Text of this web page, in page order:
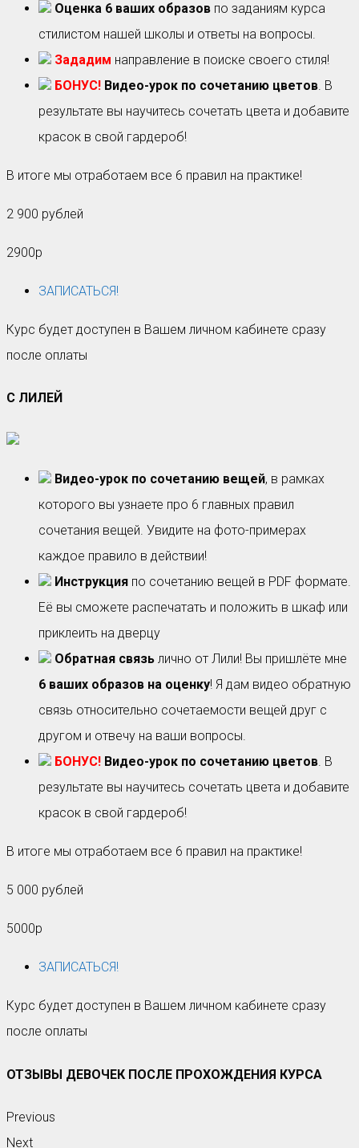
Оценка 6 ваших образов по заданиям курса
стилистом нашей школы и ответы на вопросы.
Зададим направление в поиске своего стиля!
БОНУС! Видео-урок по сочетанию цветов . В
результате вы научитесь сочетать цвета и добавите
красок в свой гардероб!
В итоге мы отработаем все 6 правил на практике!
2 900 рублей
2900р
ЗАПИСАТЬСЯ!
Курс будет доступен в Вашем личном кабинете сразу
после оплаты
С ЛИЛЕЙ
Видео-урок по сочетанию вещей, в рамках
которого вы узнаете про 6 главных правил
сочетания вещей. Увидите на фото-примерах
каждое правило в действии!
Инструкция по сочетанию вещей в PDF формате.
Её вы сможете распечатать и положить в шкаф или
приклеить на дверцу
Обратная связь лично от Лили! Вы пришлёте мне
6 ваших образов на оценку! Я дам видео обратную
связь относительно сочетаемости вещей друг с
другом и отвечу на ваши вопросы.
БОНУС! Видео-урок по сочетанию цветов. В
результате вы научитесь сочетать цвета и добавите
красок в свой гардероб!
В итоге мы отработаем все 6 правил на практике!
5 000 рублей
5000р
ЗАПИСАТЬСЯ!
Курс будет доступен в Вашем личном кабинете сразу
после оплаты
ОТЗЫВЫ ДЕВОЧЕК ПОСЛЕ ПРОХОЖДЕНИЯ КУРСА
Previous
Next